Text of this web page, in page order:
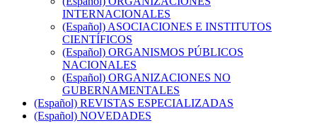
INTERNACIONALES
(Español) ASOCIACIONES E INSTITUTOS
CIENTÍFICOS
(Español) ORGANISMOS PÚBLICOS
NACIONALES
(Español) ORGANIZACIONES NO
GUBERNAMENTALES
(Español) REVISTAS ESPECIALIZADAS
(Español) NOVEDADES